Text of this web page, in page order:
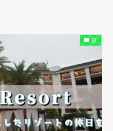
旅